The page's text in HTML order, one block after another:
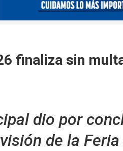
finaliza sin
dio por
de la